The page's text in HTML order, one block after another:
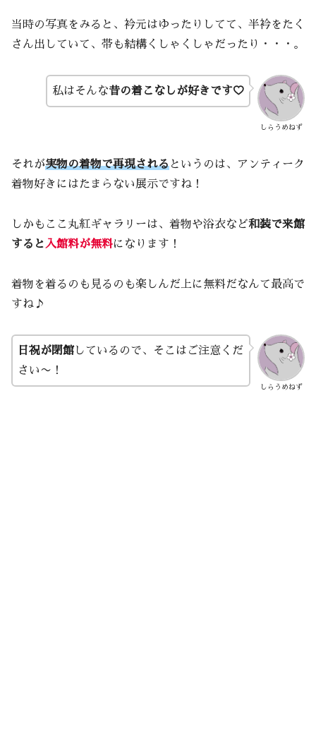
当時の写真をみると、衿元はゆったりしてて、半衿をたく
さん出していて、帯も結構くしゃくしゃだったり・・・。
しらうめねず
私はそんな昔の着こなしが好きです♡
それが実物の着物で再現されるというのは、アンティーク
着物好きにはたまらない展示ですね！
しかもここ丸紅ギャラリーは、着物や浴衣など和装で来館
すると 入館料が無料になります！
着物を着るのも見るのも楽しんだ上に無料だなんて最高で
すね♪
しらうめねず
日祝が閉館しているので、そこはご注意くだ
さい〜！